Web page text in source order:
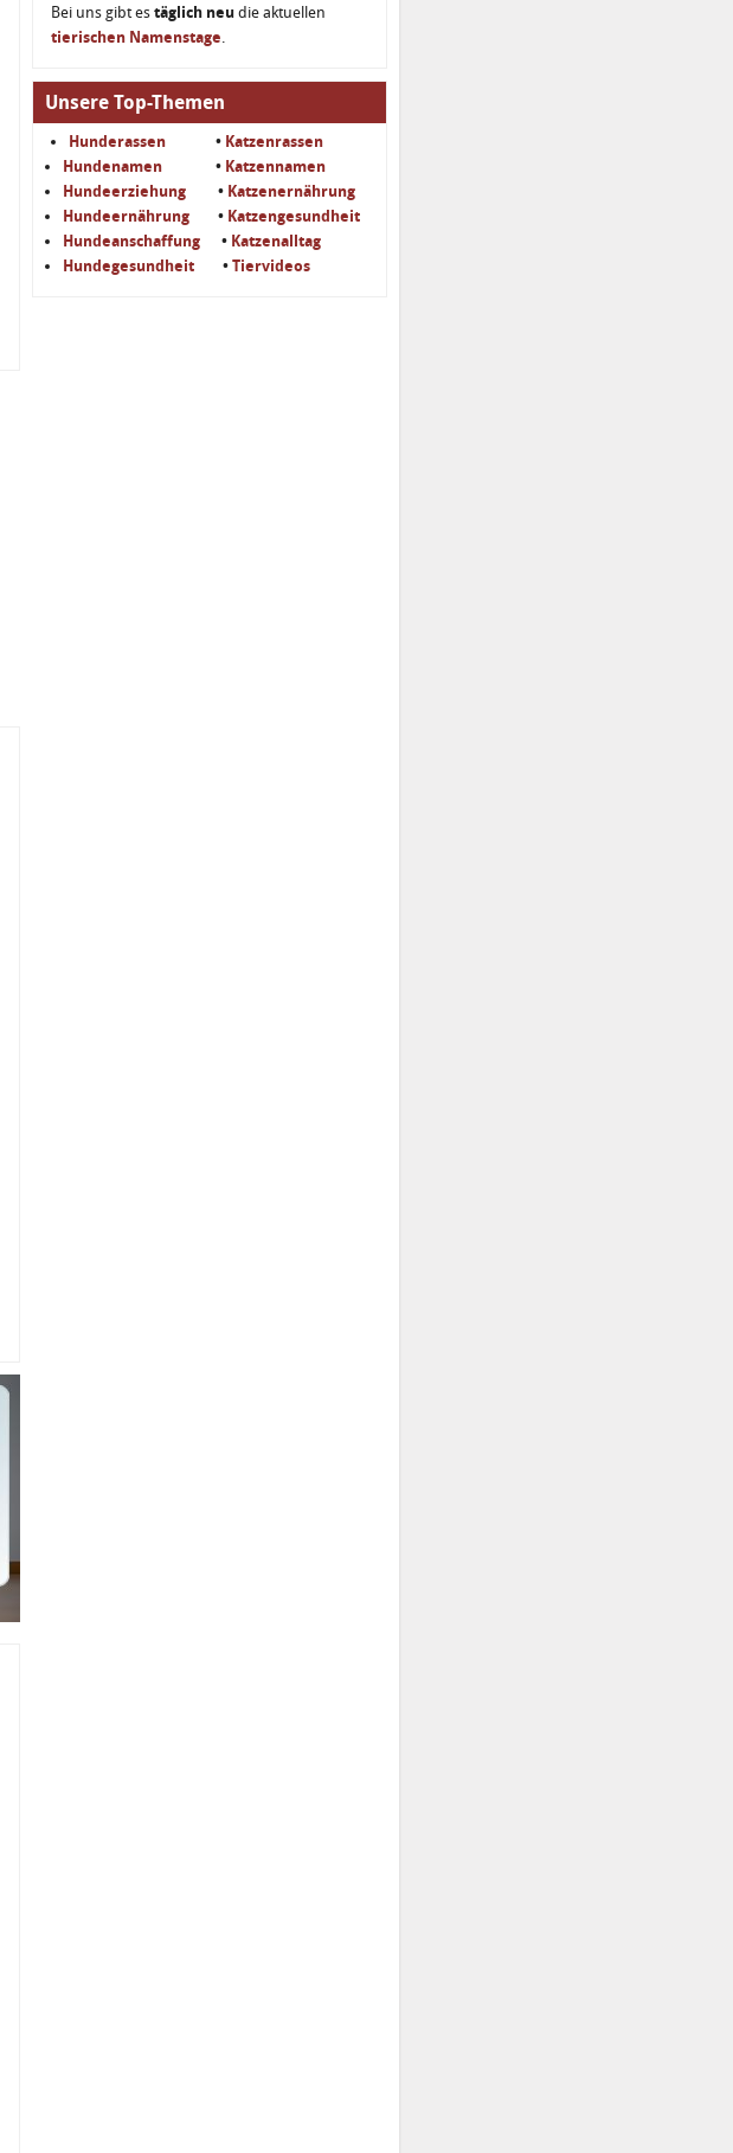
Bei uns gibt es täglich neu die aktuellen
tierischen Namenstage
Unsere Top-Themen
Hunderassen • Katzenrassen
Hundenamen
• Katzennamen
Hundeerziehung • Katzenernährung
Hundeernährung • Katzengesundheit
Hundeanschaffung • Katzenalltag
Hundegesundheit • Tiervideos